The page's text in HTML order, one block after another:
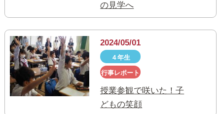
の見学へ
2024/05/01
４年生
行事レポート
授業参観で咲いた！子
どもの笑顔